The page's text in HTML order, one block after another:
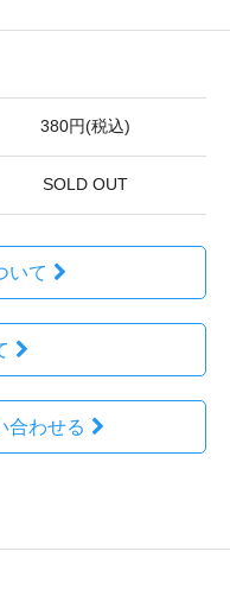
380円(税込)
SOLD OUT
いて
合わせる